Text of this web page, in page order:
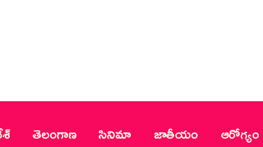
YES9 TV
తెలంగాణ సినిమా జాతీయం ఆరోగ్యం